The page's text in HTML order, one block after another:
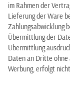
im Rahmen der
Lieferung der Ware
Zahlungsabwicklung
Übermittlung der
Übermittlung
Daten an Dritte ohne
Werbung, erfolgt